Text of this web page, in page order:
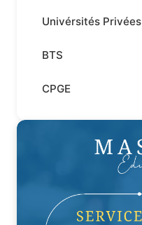
Univérsités Privées
BTS
CPGE